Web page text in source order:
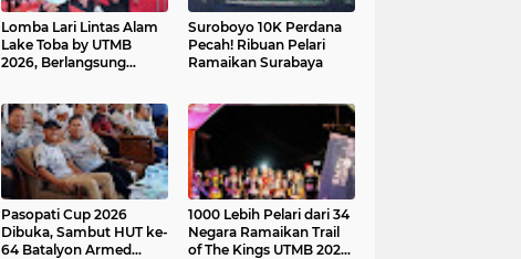
Lomba Lari Lintas Alam
Lake Toba by UTMB
2026, Berlangsung
Suroboyo 10K Perdana
Pecah! Ribuan Pelari
Ramaikan Surabaya
Pasopati Cup 2026
Dibuka, Sambut HUT ke-
64 Batalyon Armed
1000 Lebih Pelari dari 34
Negara Ramaikan Trail
of The Kings UTMB 2026